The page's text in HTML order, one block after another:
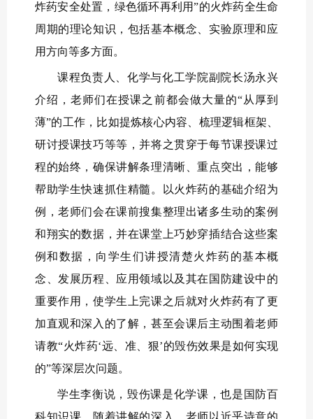
炸药安全处置，绿色循环再利用”的火炸药全生命
周期的理论知识，包括基本概念、实验原理和应
用方向等多方面。
课程负责人、化学与化工学院副院长汤永兴
介绍，老师们在授课之前都会做大量的“从厚到
薄”的工作，比如提炼核心内容、梳理逻辑框架、
研讨授课技巧等等，并将之贯穿于每节课授课过
程的始终，确保讲解条理清晰、重点突出，能够
帮助学生快速抓住精髓。以火炸药的基础介绍为
例，老师们会在课前搜集整理出诸多生动的案例
和翔实的数据，并在课堂上巧妙穿插结合这些案
例和数据，向学生们讲授清楚火炸药的基本概
念、发展历程、应用领域以及其在国防建设中的
重要作用，使学生上完课之后就对火炸药有了更
加直观和深入的了解，甚至会课后主动围着老师
请教“火炸药‘远、准、狠’的毁伤效果是如何实现
的”等深层次问题。
学生李衡说，毁伤课是化学课，也是国防百
科知识课。随着讲解的深入，老师以近乎诗意的